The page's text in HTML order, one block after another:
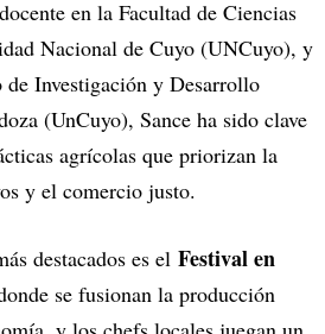
en la Facultad de Ciencias
Nacional de Cuyo (UNCuyo), y
Investigación y Desarrollo
(UnCuyo), Sance ha sido clave
agrícolas que priorizan la
y el comercio justo.
destacados es el Festival en
se fusionan la producción